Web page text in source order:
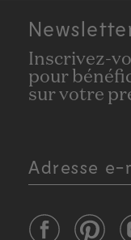
Inscrivez-
pour
sur votre
Adresse e-